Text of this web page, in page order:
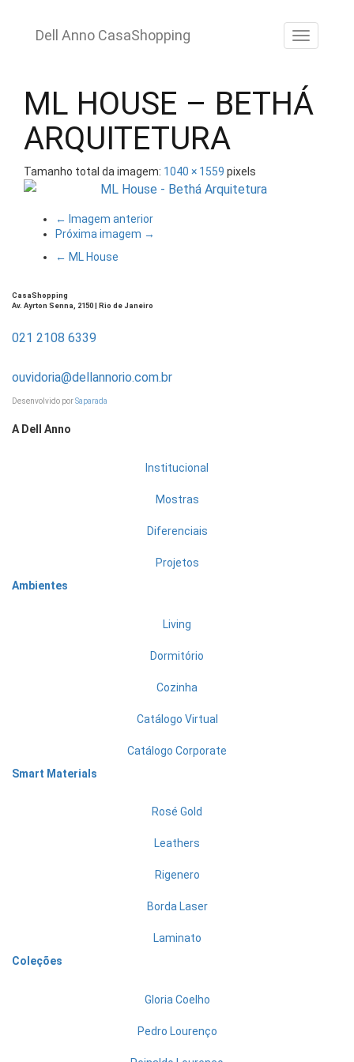
paraDell Anno CasaShopping
ML HOUSE – BETHÁ
ARQUITETURA
Tamanho total da imagem: 1040 × 1559 pixels
← Imagem anterior
Próxima imagem →
← ML House
CasaShopping
Av. Ayrton Senna, 2150 | Rio de Janeiro
021 2108 6339
ouvidoria@dellannorio.com.br
Desenvolvido porSaparada
A Dell Anno
Institucional
Mostras
Diferenciais
Projetos
Ambientes
Living
Dormitório
Cozinha
Catálogo Virtual
Catálogo Corporate
Smart Materials
Rosé Gold
Leathers
Rigenero
Borda Laser
Laminato
Coleções
Gloria Coelho
Pedro Lourenço